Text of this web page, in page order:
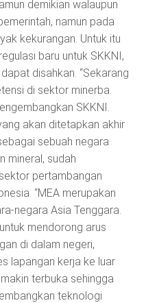
demikian walaupun
namun pada
kekurangan. Untuk itu
baru untuk SKKNI,
disahkan. “Sekarang
di sektor minerba.
SKKNI.
akan ditetapkan akhir
sebuah negara
mineral, sudah
pertambangan
“MEA merupakan
negara Asia Tenggara.
mendorong arus
di dalam negeri,
lapangan kerja ke luar
terbuka sehingga
teknologi